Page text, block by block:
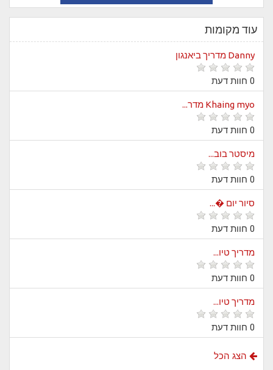
עוד מקומות
Danny מדריך ביאנגון
0 חוות דעת
Khaing myo מדר...
0 חוות דעת
מיסטר בוב...
0 חוות דעת
סיור יום �...
0 חוות דעת
מדריך טיו...
0 חוות דעת
מדריך טיו...
0 חוות דעת
הצג הכל